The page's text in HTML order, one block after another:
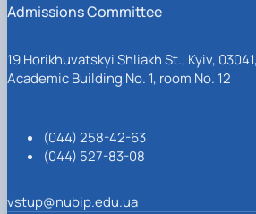
Admissions Committee
19 Horikhuvatskyi Shliakh St., Kyiv,
Academic Building No. 1, room No. 12
(044) 258-42-63
(044) 527-83-08
vstup@nubip.edu.ua